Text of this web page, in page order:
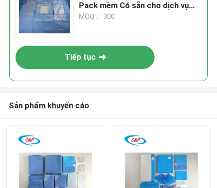
Pack mềm Có sẵn cho dịch vụ
OEM / ODM
MOQ： 300
Tiếp tục
Sản phẩm khuyến cáo